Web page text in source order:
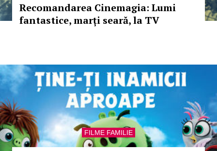
Recomandarea Cinemagia: Lumi
fantastice, marți seară, la TV
FILME FAMILIE